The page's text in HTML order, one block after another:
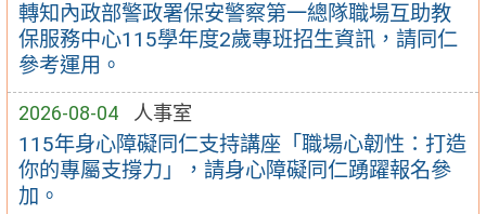
轉知內政部警政署保安警察第一總隊職場互助教
保服務中心115學年度2歲專班招生資訊，請同仁
參考運用。
2026-08-04 人事室
115年身心障礙同仁支持講座「職場心韌性：打造
你的專屬支撐力」，請身心障礙同仁踴躍報名參
加。